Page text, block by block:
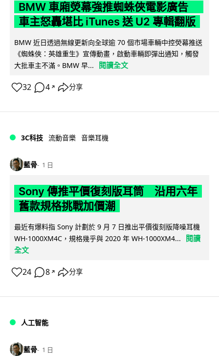
BMW 車廂熒幕強推蜘蛛俠電影廣告
車主怒轟堪比 iTunes 送 U2 專輯翻版
BMW 近日透過無線更新向全球逾 70 個市場車輛中控熒幕推送
《蜘蛛俠：英雄重生》宣傳動畫，啟動車輛即彈出通知，觸發
大批車主不滿。BMW 早...
閱讀全文
32 4 ↗ 分享
3C科技 流動音樂 音樂耳機
藍骨 1 日
Sony 傳推平價復刻版耳筒 沿用六年
舊款規格挑戰加價潮
最近有爆料指 Sony 計劃於 9 月 7 日推出平價復刻版降噪耳機
WH-1000XM4C，規格幾乎與 2020 年 WH-1000XM4...
閱讀
全文
24 8 ↗ 分享
人工智能
藍骨 1 日